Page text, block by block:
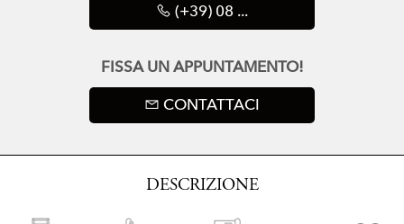
(+39) 08 ...
FISSA UN APPUNTAMENTO!
CONTATTACI
DESCRIZIONE